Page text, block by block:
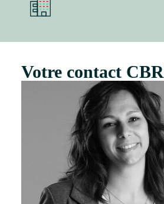
Votre contact